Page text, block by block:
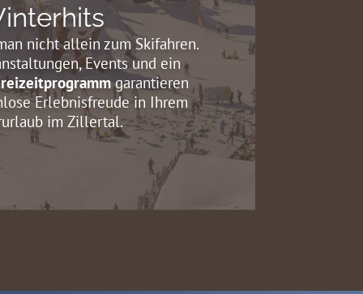
nicht allein zum Skifahren.
Events und ein
garantieren
Erlebnisfreude in Ihrem
im Zillertal.